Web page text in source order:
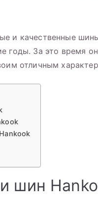
и качественные
годы. За это время
отличным
шин